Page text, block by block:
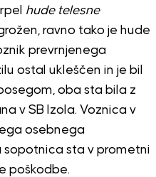
hude telesne
ravno tako je hude
prevrnjenega
ostal ukleščen in je bil
oba sta bila z
v SB Izola. Voznica v
osebnega
sta v prometni
poškodbe.